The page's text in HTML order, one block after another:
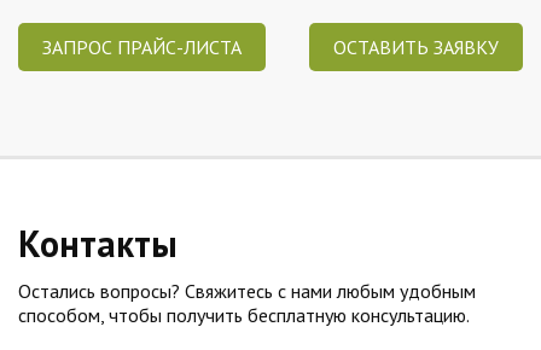
ЗАПРОС ПРАЙС-ЛИСТА ОСТАВИТЬ ЗАЯВКУ
Контакты
Остались вопросы? Свяжитесь с нами любым удобным
способом, чтобы получить бесплатную консультацию.